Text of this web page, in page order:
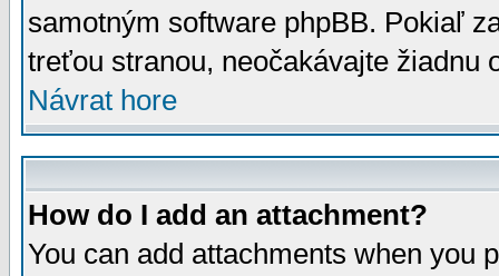
samotným software phpBB. Pokiaľ
treťou stranou, neočakávajte žiadnu
Návrat hore
How do I add an attachment?
You can add attachments when you